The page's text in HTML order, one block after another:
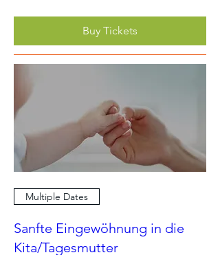
Buy Tickets
Multiple Dates
Sanfte Eingewöhnung in die
Kita/Tagesmutter